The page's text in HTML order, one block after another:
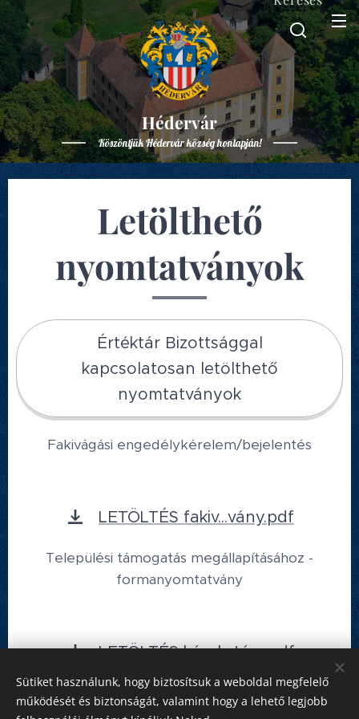
Hédervár
Köszöntjük Hédervár község honlapján!
Letölthető
nyomtatványok
Értéktár Bizottsággal
kapcsolatosan letölthető
nyomtatványok
Fakivágási engedélykérelem/bejelentés
LETÖLTÉS fakiv...vány.pdf
Települési támogatás megállapításához -
formanyomtatvány
LETÖLTÉS kérel....tám.pdf
Sütiket használunk, hogy biztosítsuk a weboldal megfelelő
működését és biztonságát, valamint hogy a lehető legjobb